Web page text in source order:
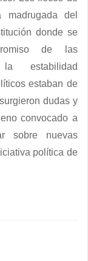
del
donde se
de las
estabilidad
estaban de
dudas y
convocado a
sobre nuevas
política de